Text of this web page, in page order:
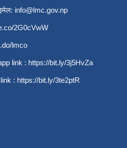
info@lmc.gov.np
2G0cVwW
lmco
link : https://bit.ly/3j5HvZa
: https://bit.ly/3te2ptR